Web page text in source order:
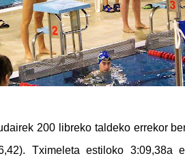
200 libreko taldeko errekor
Tximeleta estiloko 3:09,38a